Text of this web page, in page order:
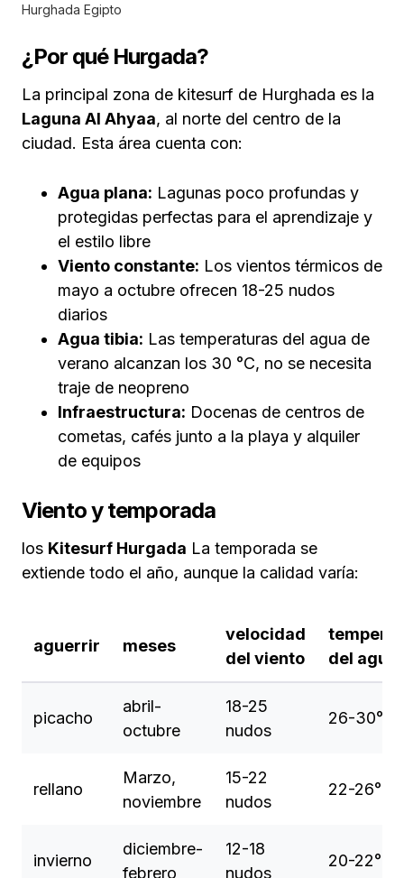
Hurghada Egipto
¿Por qué Hurgada?
La principal zona de kitesurf de Hurghada es la
Laguna Al Ahyaa, al norte del centro de la
ciudad. Esta área cuenta con:
Agua plana: Lagunas poco profundas y
protegidas perfectas para el aprendizaje y
el estilo libre
Viento constante: Los vientos térmicos de
mayo a octubre ofrecen 18-25 nudos
diarios
Agua tibia: Las temperaturas del agua de
verano alcanzan los 30 °C, no se necesita
traje de neopreno
Infraestructura: Docenas de centros de
cometas, cafés junto a la playa y alquiler
de equipos
Viento y temporada
los Kitesurf Hurgada La temporada se
extiende todo el año, aunque la calidad varía:
aguerrir meses
velocidad
del viento
del agua
picacho
abril-
octubre
18-25
nudos
26-30°C
rellano
Marzo,
noviembre
15-22
nudos
22-26°C
invierno
diciembre-
febrero
12-18
nudos
20-22°C